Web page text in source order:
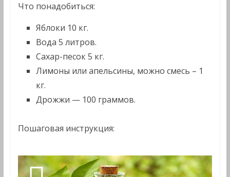
Что понадобиться:
Яблоки 10 кг.
Вода 5 литров.
Сахар-песок 5 кг.
Лимоны или апельсины, можно смесь – 1
кг.
Дрожжи — 100 граммов.
Пошаговая инструкция: